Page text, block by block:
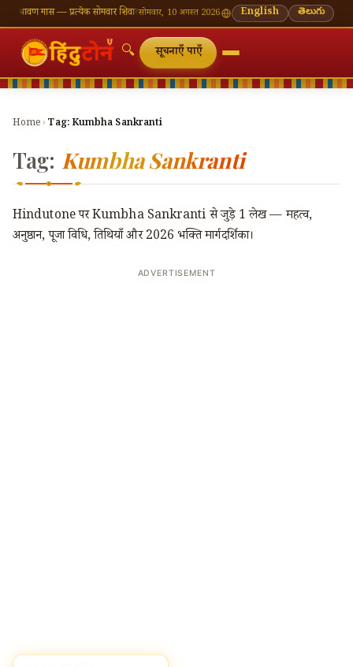
श्रावण मास — प्रत्येक सोमवार शिवालय दर्शन का महत्व🌸 गणेश चतुर्थी — भाद्रपद शुक्ल चतुर्थी⛩
सोमवार, 10 अगस्त 2026 English తెలుగు
🔍 सूचनाएँ पाएँ
Home › Tag:Kumbha Sankranti
Tag: Kumbha Sankranti
Hindutone पर Kumbha Sankranti से जुड़े 1 लेख — महत्व,
अनुष्ठान, पूजा विधि, तिथियाँ और 2026 भक्ति मार्गदर्शिका।
ADVERTISEMENT